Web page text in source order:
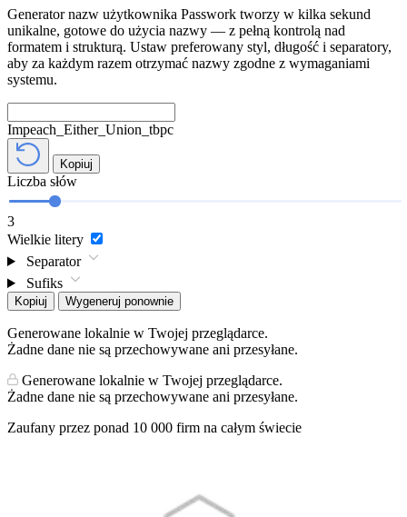
Generator nazw użytkownika Passwork tworzy w kilka sekund
unikalne, gotowe do użycia nazwy — z pełną kontrolą nad
formatem i strukturą. Ustaw preferowany styl, długość i separatory,
aby za każdym razem otrzymać nazwy zgodne z wymaganiami
systemu.
Impeach_Either_Union_tbpc
Kopiuj
Liczba słów
3
Wielkie litery
Separator
Sufiks
Kopiuj Wygeneruj ponownie
Generowane lokalnie w Twojej przeglądarce.
Żadne dane nie są przechowywane ani przesyłane.
Generowane lokalnie w Twojej przeglądarce.
Żadne dane nie są przechowywane ani przesyłane.
Zaufany przez ponad 10 000 firm na całym świecie